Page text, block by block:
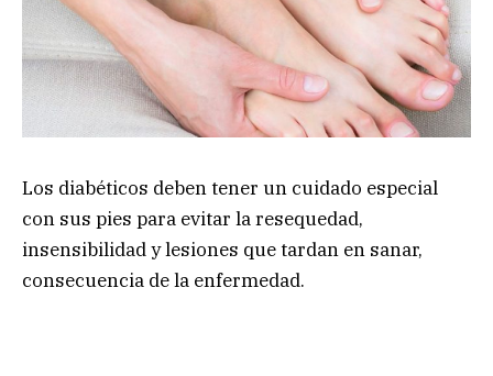
Los diabéticos deben tener un cuidado especial
con sus pies para evitar la resequedad,
insensibilidad y lesiones que tardan en sanar,
consecuencia de la enfermedad.